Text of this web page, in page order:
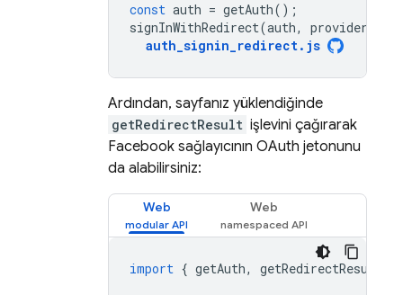
const auth = getAuth();
signInWithRedirect(auth, provider
auth_signin_redirect. js
Ardından, sayfanız yüklendiğinde
getRedirectResult işlevini çağırarak
Facebook sağlayıcının OAuth jetonunu
da alabilirsiniz:
Web Web
import { getAuth, getRedirectResult